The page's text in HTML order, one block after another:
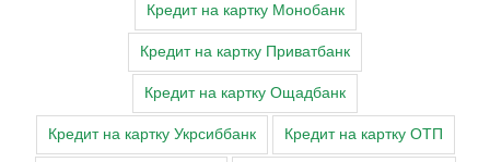
Кредит на картку Монобанк
Кредит на картку Приватбанк
Кредит на картку Ощадбанк
Кредит на картку Укрсиббанк Кредит на картку ОТП